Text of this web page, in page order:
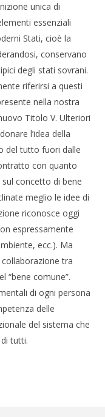
unica di
essenziali
Stati, cioè la
conservano
degli stati sovrani.
riferirsi a questi
nella nostra
Titolo V. Ulteriori
l’idea della
del tutto fuori dalle
con quanto
concetto di bene
meglio le idee di
riconosce oggi
espressamente
ecc.). Ma
tra
“bene comune”.
di ogni persona
delle
del sistema che
tutti.